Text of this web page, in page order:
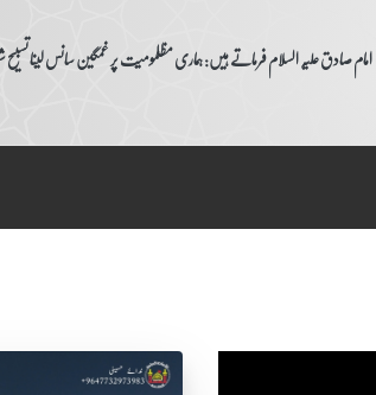
امام صادق علیہ السلام فرماتے ہیں: ہماری مظلمومیت پر غمگین سانس لینا تسبیح